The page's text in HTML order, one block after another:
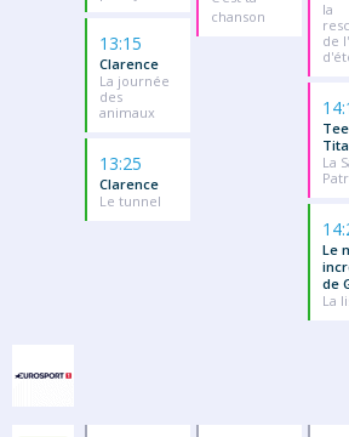
13:15
Clarence
La journée
des
animaux
13:25
Clarence
Le tunnel
chanson
la
de
La
Le
de
La